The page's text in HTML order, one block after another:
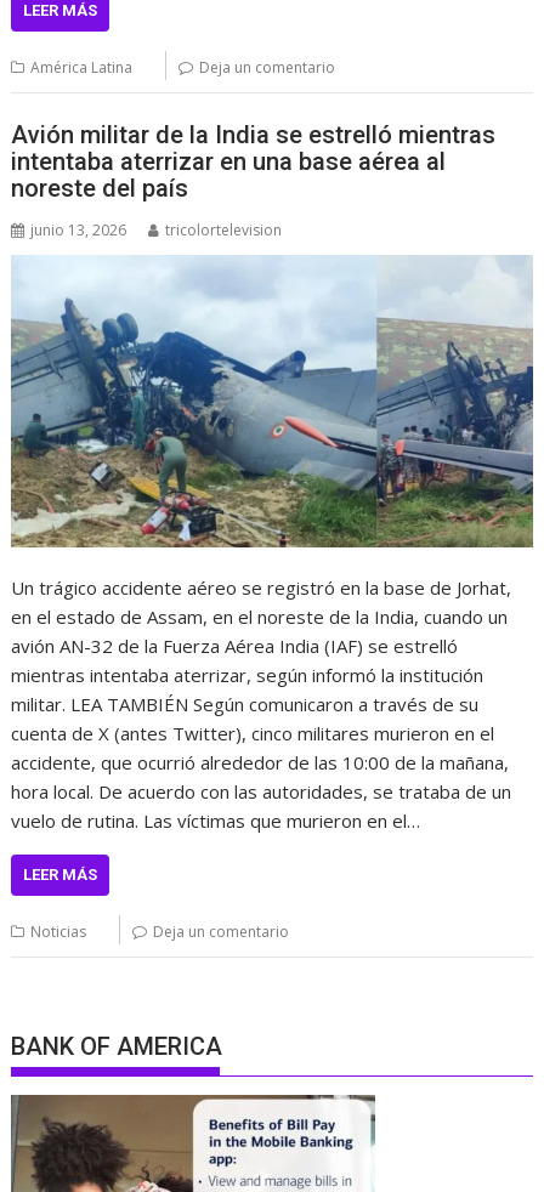
LEER MÁS
América Latina Deja un comentario
Avión militar de la India se estrelló mientras
intentaba aterrizar en una base aérea al
noreste del país
junio 13, 2026 tricolortelevision
Un trágico accidente aéreo se registró en la base de Jorhat,
en el estado de Assam, en el noreste de la India, cuando un
avión AN-32 de la Fuerza Aérea India (IAF) se estrelló
mientras intentaba aterrizar, según informó la institución
militar. LEA TAMBIÉN Según comunicaron a través de su
cuenta de X (antes Twitter), cinco militares murieron en el
accidente, que ocurrió alrededor de las 10:00 de la mañana,
hora local. De acuerdo con las autoridades, se trataba de un
vuelo de rutina. Las víctimas que murieron en el…
LEER MÁS
Noticias Deja un comentario
BANK OF AMERICA